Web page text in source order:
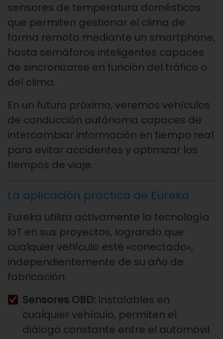
sensores de temperatura domésticos
que permiten gestionar el clima de
forma remota mediante un smartphone,
hasta semáforos inteligentes capaces
de sincronizarse en función del tráfico o
del clima.
En un futuro próximo, veremos vehículos
de conducción autónoma capaces de
intercambiar información en tiempo real
para evitar accidentes y optimizar los
tiempos de viaje.
La aplicación práctica de Eureka
Eureka utiliza activamente la tecnología
IoT en sus proyectos, logrando que
cualquier vehículo esté «conectado»,
independientemente de su año de
fabricación:
Sensores OBD: Instalables en
cualquier vehículo, permiten el
diálogo constante entre el automóvil